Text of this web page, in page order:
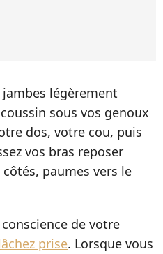
jambes légèrement
sous vos genoux
dos, votre cou, puis
vos bras reposer
paumes vers le
de votre
prise. Lorsque vous